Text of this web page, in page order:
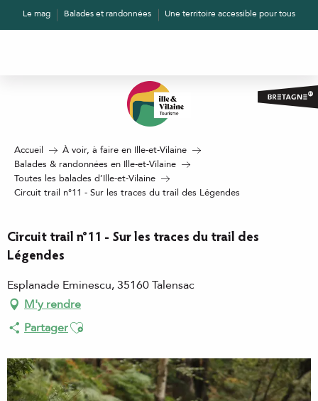
AllerLe mag Balades et randonnées Une territoire accessible pour tous
Accueil
À voir, à faire en Ille-et-Vilaine
Balades & randonnées en Ille-et-Vilaine
Toutes les balades d’Ille-et-Vilaine
Circuit trail n°11 - Sur les traces du trail des Légendes
Circuit trail n°11 - Sur les traces du trail des
Légendes
Esplanade Eminescu, 35160 Talensac
M'y rendre
PartagerAjouter aux favoris